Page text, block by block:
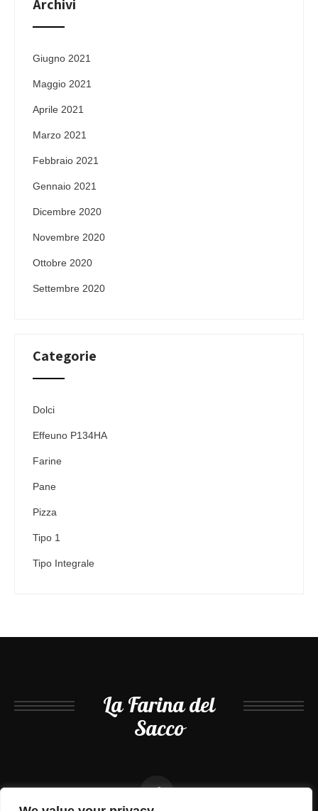
Archivi
Giugno 2021
Maggio 2021
Aprile 2021
Marzo 2021
Febbraio 2021
Gennaio 2021
Dicembre 2020
Novembre 2020
Ottobre 2020
Settembre 2020
Categorie
Dolci
Effeuno P134HA
Farine
Pane
Pizza
Tipo 1
Tipo Integrale
La Farina del
Sacco